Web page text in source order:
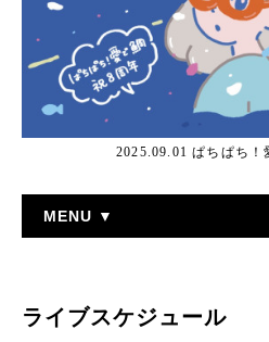
2025.09.01 ぱちぱち！
MENU ▼
ライブスケジュール